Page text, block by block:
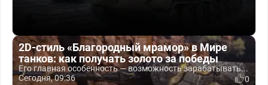
2D-стиль «Благородный мрамор» в Мире
танков: как получать золото за победы
Его главная особенность — возможность зарабатывать...
Сегодня, 09:36
0